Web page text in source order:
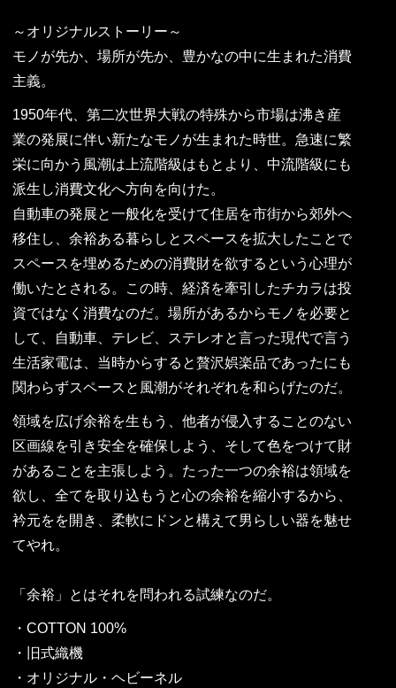
～オリジナルストーリー～
モノが先か、場所が先か、豊かなの中に生まれた消費
主義。
1950年代、第二次世界大戦の特殊から市場は沸き産
業の発展に伴い新たなモノが生まれた時世。急速に繁
栄に向かう風潮は上流階級はもとより、中流階級にも
派生し消費文化へ方向を向けた。
自動車の発展と一般化を受けて住居を市街から郊外へ
移住し、余裕ある暮らしとスペースを拡大したことで
スペースを埋めるための消費財を欲するという心理が
働いたとされる。この時、経済を牽引したチカラは投
資ではなく消費なのだ。場所があるからモノを必要と
して、自動車、テレビ、ステレオと言った現代で言う
生活家電は、当時からすると贅沢娯楽品であったにも
関わらずスペースと風潮がそれぞれを和らげたのだ。
領域を広げ余裕を生もう、他者が侵入することのない
区画線を引き安全を確保しよう、そして色をつけて財
があることを主張しよう。たった一つの余裕は領域を
欲し、全てを取り込もうと心の余裕を縮小するから、
衿元をを開き、柔軟にドンと構えて男らしい器を魅せ
てやれ。
「余裕」とはそれを問われる試練なのだ。
・COTTON 100%
・旧式織機
・オリジナル・ヘビーネル